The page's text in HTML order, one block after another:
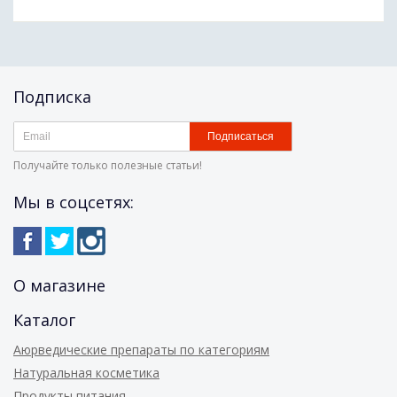
Подписка
Подписаться
Получайте только полезные статьи!
Мы в соцсетях:
О магазине
Каталог
Аюрведические препараты по категориям
Натуральная косметика
Иммунная система и общее здоровье
Здоровье кожи
Обезболивающие средства
(мази,гели,масла)